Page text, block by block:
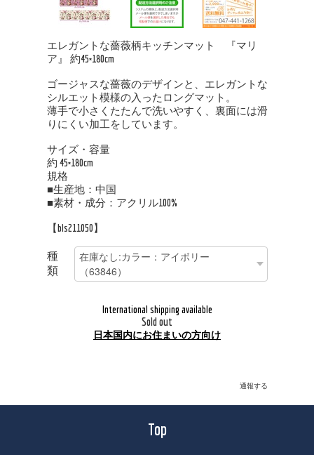
エレガントな薔薇柄キッチンマット 『マリ
ア』 約45×180cm
ゴージャスな薔薇のデザインと、エレガントな
シルエット模様の入ったロングマット。
薄手で小さくたたんで洗いやすく、裏面には滑
りにくい加工をしています。
サイズ・容量
約 45×180cm
規格
■生産地：中国
■素材・成分：アクリル100%
【bls211050】
種
類
International shipping available
Sold out
日本国内にお住まいの方向け
通報する
Top